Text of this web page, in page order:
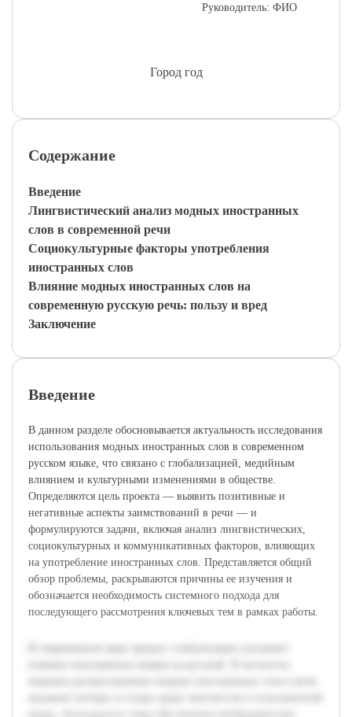
Руководитель: ФИО
Город год
Содержание
Введение
Лингвистический анализ модных иностранных
слов в современной речи
Социокультурные факторы употребления
иностранных слов
Влияние модных иностранных слов на
современную русскую речь: пользу и вред
Заключение
Введение
В данном разделе обосновывается актуальность исследования
использования модных иностранных слов в современном
русском языке, что связано с глобализацией, медийным
влиянием и культурными изменениями в обществе.
Определяются цель проекта — выявить позитивные и
негативные аспекты заимствований в речи — и
формулируются задачи, включая анализ лингвистических,
социокультурных и коммуникативных факторов, влияющих
на употребление иностранных слов. Представляется общий
обзор проблемы, раскрываются причины ее изучения и
обозначается необходимость системного подхода для
последующего рассмотрения ключевых тем в рамках работы.